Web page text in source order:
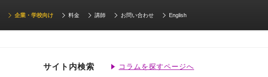
企業・学校向け 料金 講師 お問い合わせ English
サイト内検索 コラムを探すページへ